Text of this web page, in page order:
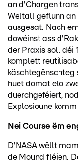
an d'Chargen
Weltall geflunn
ausgesat. Nach
dowéinst ass
der Praxis soll déi
komplett
käschtegënschteg
huet domat elo
duerchgeféiert,
Explosioune komm
Nei Course ëm
D'NASA wëllt
de Mound fléien.